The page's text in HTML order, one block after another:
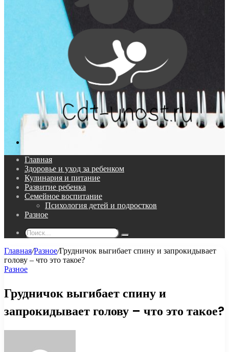
Главная
Здоровье и уход за ребенком
Кулинария и питание
Развитие ребенка
Семейное воспитание
Психология детей и подростков
Разное
Поиск...
Главная/Разное/Грудничок выгибает спину и запрокидывает
голову – что это такое?
Разное
Грудничок выгибает спину и
запрокидывает голову – что это такое?